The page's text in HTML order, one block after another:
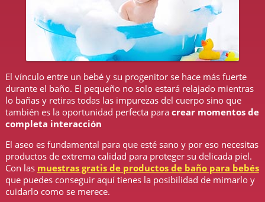
El vínculo entre un bebé y su progenitor se hace más fuerte
durante el baño. El pequeño no solo estará relajado mientras
lo bañas y retiras todas las impurezas del cuerpo sino que
también es la oportunidad perfecta para crear momentos de
completa interacción
El aseo es fundamental para que esté sano y por eso necesitas
productos de extrema calidad para proteger su delicada piel.
Con las muestras gratis de productos de baño para bebés
que puedes conseguir aquí tienes la posibilidad de mimarlo y
cuidarlo como se merece.